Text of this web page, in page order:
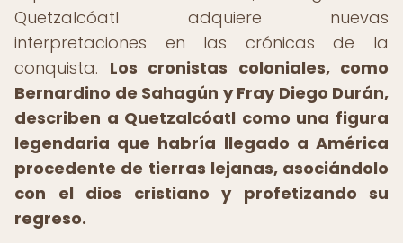
Quetzalcóatl adquiere nuevas
interpretaciones en las crónicas de la
conquista. Los cronistas coloniales, como
Bernardino de Sahagún y Fray Diego Durán,
describen a Quetzalcóatl como una figura
legendaria que habría llegado a América
procedente de tierras lejanas, asociándolo
con el dios cristiano y profetizando su
regreso.